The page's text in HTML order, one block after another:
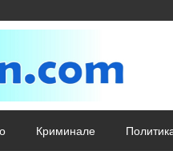
Криминале